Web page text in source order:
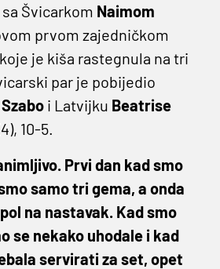
Švicarkom Naimom
prvom zajedničkom
je kiša rastegnula na tri
par je pobijedio
i Latvijku Beatrise
10-5.
Prvi dan kad smo
samo tri gema, a onda
na nastavak. Kad smo
se nekako uhodale i kad
servirati za set, opet